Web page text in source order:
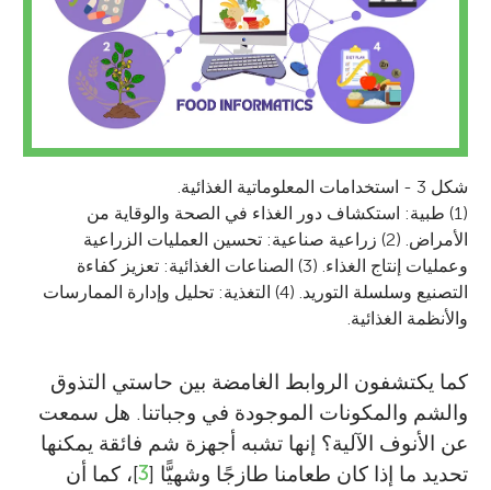
شكل 3 - استخدامات المعلوماتية الغذائية.
(1) طبية: استكشاف دور الغذاء في الصحة والوقاية من
الأمراض. (2) زراعية صناعية: تحسين العمليات الزراعية
وعمليات إنتاج الغذاء. (3) الصناعات الغذائية: تعزيز كفاءة
التصنيع وسلسلة التوريد. (4) التغذية: تحليل وإدارة الممارسات
والأنظمة الغذائية.
كما يكتشفون الروابط الغامضة بين حاستي التذوق
والشم والمكونات الموجودة في وجباتنا. هل سمعت
عن الأنوف الآلية؟ إنها تشبه أجهزة شم فائقة يمكنها
تحديد ما إذا كان طعامنا طازجًا وشهيًّا [3]، كما أن